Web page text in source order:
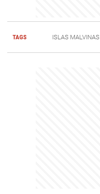
TAGS ISLAS MALVINAS